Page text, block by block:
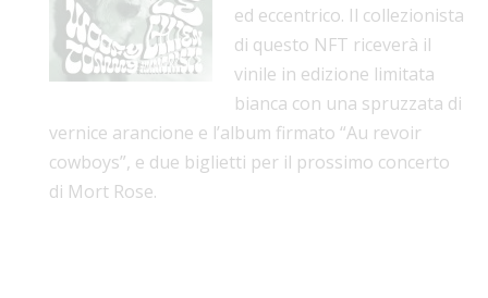
ed eccentrico. Il collezionista
di questo NFT riceverà il
vinile in edizione limitata
bianca con una spruzzata di
vernice arancione e l’album firmato “Au revoir
cowboys”, e due biglietti per il prossimo concerto
di Mort Rose.